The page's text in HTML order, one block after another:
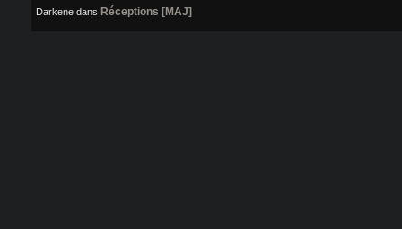
Darkene dans Réceptions [MAJ]